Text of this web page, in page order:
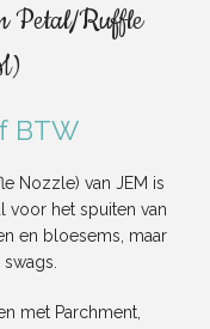
Petal/Ruffle
BTW
Nozzle) van JEM is
voor het spuiten van
en bloesems, maar
met Parchment,